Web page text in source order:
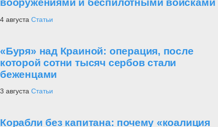
4 августа Статьи
«Буря» над Краиной: операция, после
которой сотни тысяч сербов стали
беженцами
3 августа Статьи
Корабли без капитана: почему «коалиция